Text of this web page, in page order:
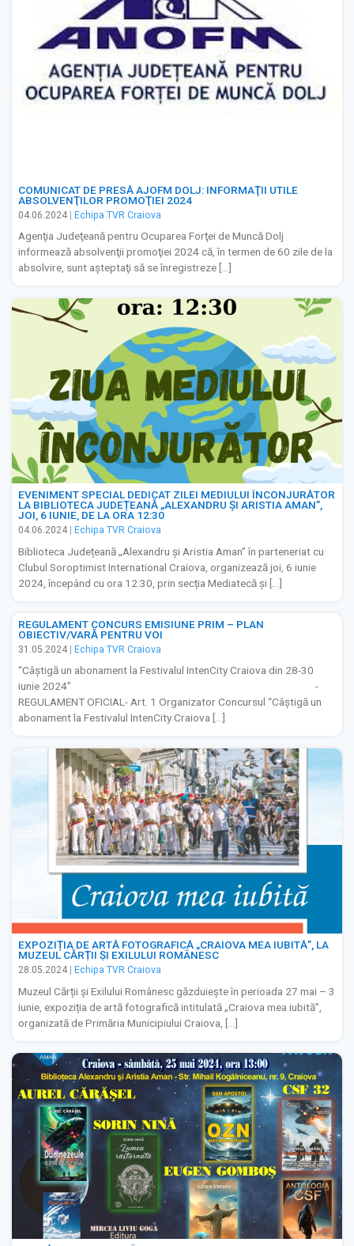
COMUNICAT DE PRESĂ AJOFM DOLJ: INFORMAŢII UTILE
ABSOLVENŢILOR PROMOŢIEI 2024
04.06.2024 | Echipa TVR Craiova
Agenţia Judeţeană pentru Ocuparea Forţei de Muncă Dolj
informează absolvenţii promoţiei 2024 că, în termen de 60 zile de la
absolvire, sunt aşteptaţi să se înregistreze […]
EVENIMENT SPECIAL DEDICAT ZILEI MEDIULUI ÎNCONJURĂTOR
LA BIBLIOTECA JUDEȚEANĂ „ALEXANDRU ȘI ARISTIA AMAN”,
JOI, 6 IUNIE, DE LA ORA 12:30
04.06.2024 | Echipa TVR Craiova
Biblioteca Județeană „Alexandru și Aristia Aman” în parteneriat cu
Clubul Soroptimist International Craiova, organizează joi, 6 iunie
2024, începând cu ora 12:30, prin secția Mediatecă și […]
REGULAMENT CONCURS EMISIUNE PRIM – PLAN
OBIECTIV/VARĂ PENTRU VOI
31.05.2024 | Echipa TVR Craiova
“Câștigă un abonament la Festivalul IntenCity Craiova din 28-30
iunie 2024’’ -
REGULAMENT OFICIAL- Art. 1 Organizator Concursul “Câștigă un
abonament la Festivalul IntenCity Craiova […]
EXPOZIȚIA DE ARTĂ FOTOGRAFICĂ „CRAIOVA MEA IUBITĂ”, LA
MUZEUL CĂRȚII ȘI EXILULUI ROMÂNESC
28.05.2024 Echipa TVR Craiova
Muzeul Cărții și Exilului Românesc găzduiește în perioada 27 mai – 3
iunie, expoziția de artă fotografică intitulată „Craiova mea iubită”,
organizată de Primăria Municipiului Craiova, […]